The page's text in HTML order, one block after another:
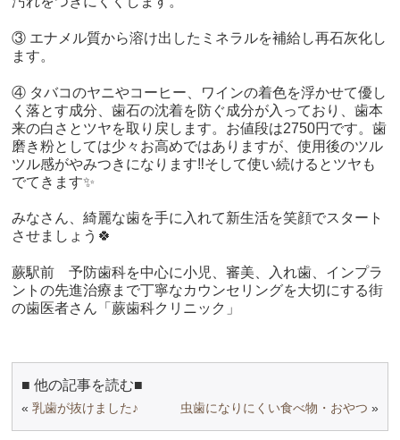
③ エナメル質から溶け出したミネラルを補給し再石灰化し
ます。
④ タバコのヤニやコーヒー、ワインの着色を浮かせて優し
く落とす成分、歯石の沈着を防ぐ成分が入っており、歯本
来の白さとツヤを取り戻します。お値段は2750円です。歯
磨き粉としては少々お高めではありますが、使用後のツル
ツル感がやみつきになります‼そして使い続けるとツヤも
でてきます✨
みなさん、綺麗な歯を手に入れて新生活を笑顔でスタート
させましょう🍀
蕨駅前 予防歯科を中心に小児、審美、入れ歯、インプラ
ントの先進治療まで丁寧なカウンセリングを大切にする街
の歯医者さん「蕨歯科クリニック」
■ 他の記事を読む■
«乳歯が抜けました♪ 虫歯になりにくい食べ物・おやつ »